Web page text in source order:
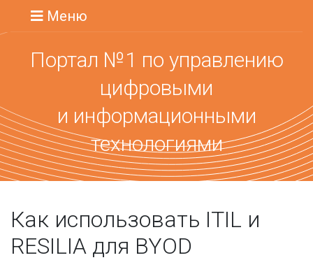
Меню
Портал №1 по управлению
цифровыми
и информационными
технологиями
Как использовать ITIL и
RESILIA для BYOD